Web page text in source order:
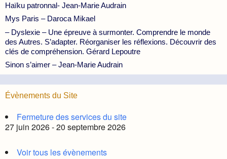
Haïku patronnal- Jean-Marie Audrain
Mys Paris – Daroca Mikael
– Dyslexie – Une épreuve à surmonter. Comprendre le monde
des Autres. S’adapter. Réorganiser les réflexions. Découvrir des
clés de compréhension. Gérard Lepoutre
Sinon s’aimer – Jean-Marie Audrain
Évènements du Site
Fermeture des services du site
27 juin 2026 - 20 septembre 2026
Voir tous les évènements